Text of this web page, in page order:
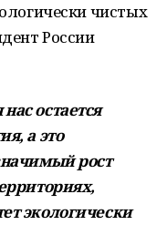
чистых
России
остается
а это
рост
экологически